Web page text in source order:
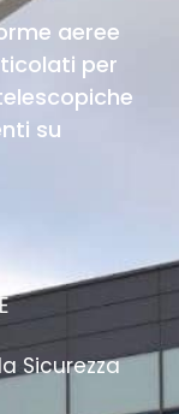
aeree
per
su
Sicurezza